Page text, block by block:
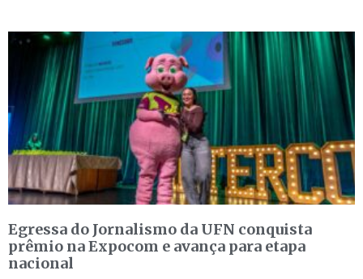
Egressa do Jornalismo da UFN conquista
prêmio na Expocom e avança para etapa
nacional